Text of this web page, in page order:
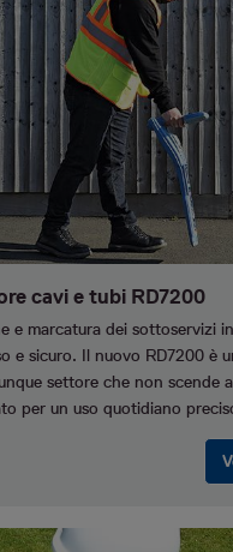
cavi e tubi RD7200
e marcatura dei sottoservizi
e sicuro. Il nuovo RD7200 è
settore che non scende
per un uso quotidiano